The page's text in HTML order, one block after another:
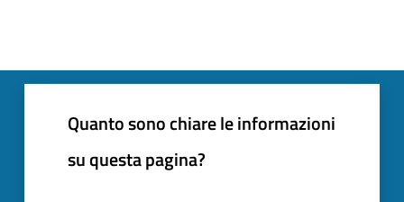
Quanto sono chiare le informazioni
su questa pagina?